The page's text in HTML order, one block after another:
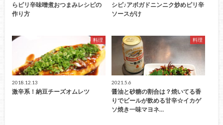
らピリ辛味噌煮おつまみレシピの
作り方
シピ♪アボガドニンニク炒めピリ辛
ソースがけ
料理
2018.12.13
激辛系！納豆チーズオムレツ
料理
2021.5.6
醤油と砂糖の割合は？焼いてる香
りでビールが飲める甘辛☆イカゲ
ソ焼き一味マヨネ…